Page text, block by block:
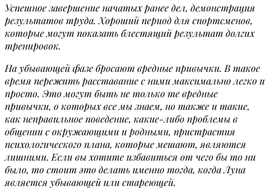
Успешное завершение начатых ранее дел, демонстрация
результатов труда. Хороший период для спортсменов,
которые могут показать блестящий результат долгих
тренировок.
На убывающей фазе бросают вредные привычки. В такое
время пережить расставание с ними максимально легко и
просто. Это могут быть не только те вредные
привычки, о которых все мы знаем, но также и такие,
как неправильное поведение, какие-либо проблемы в
общении с окружающими и родными, пристрастия
психологического плана, которые мешают, являются
лишними. Если вы хотите избавиться от чего бы то ни
было, то стоит это делать именно тогда, когда Луна
является убывающей или стареющей.